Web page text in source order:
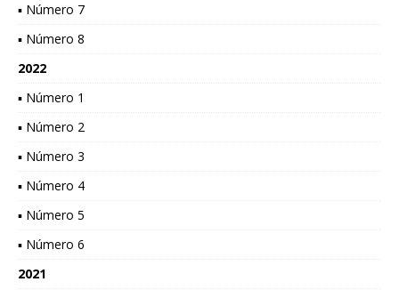
▪ Número 7
▪ Número 8
2022
▪ Número 1
▪ Número 2
▪ Número 3
▪ Número 4
▪ Número 5
▪ Número 6
2021